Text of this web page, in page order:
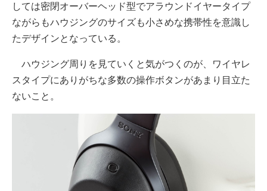
しては密閉オーバーヘッド型でアラウンドイヤータイプ
ながらもハウジングのサイズも小さめな携帯性を意識し
たデザインとなっている。
ハウジング周りを見ていくと気がつくのが、ワイヤレ
スタイプにありがちな多数の操作ボタンがあまり目立た
ないこと。